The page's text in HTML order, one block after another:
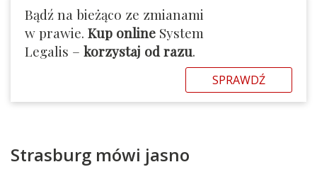
Bądź na bieżąco ze zmianami
w prawie. Kup online System
Legalis – korzystaj od razu.
SPRAWDŹ
Strasburg mówi jasno